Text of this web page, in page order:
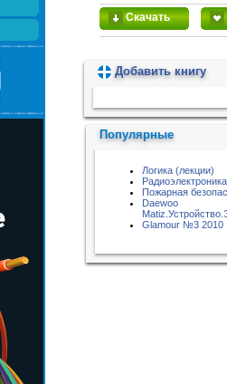
Скачать
Добавить книгу
Популярные
Логика (лекции)
Пожарная
Daewoo
Glamour №3 2010